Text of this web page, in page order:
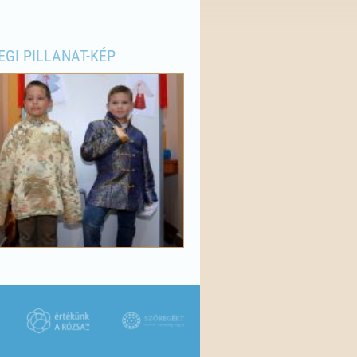
PILLANAT-KÉP